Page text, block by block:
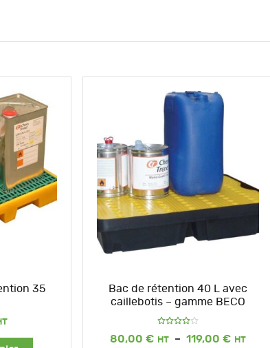
35
Bac de rétention 40 L avec
caillebotis – gamme BECO
4.00
80,00 € – 119,00 €
Plage